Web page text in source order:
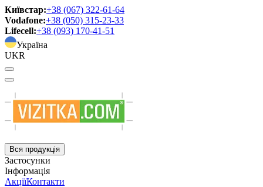
Київстар:+38 (067) 322-61-64
Vodafone:+38 (050) 315-23-33
Lifecell:+38 (093) 170-41-51
Україна
UKR
Вся продукція
Застосунки
Інформація
АкціїКонтакти